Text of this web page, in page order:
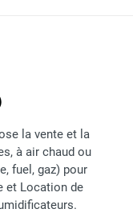
la vente et la
à air chaud ou
fuel, gaz) pour
et Location de